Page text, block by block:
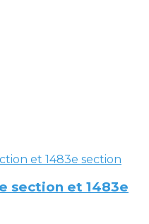
section et 1483e